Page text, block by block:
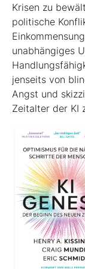
Krisen zu
poli­tische
unabhängiges
jenseits von
Angst und
Zeitalter der KI